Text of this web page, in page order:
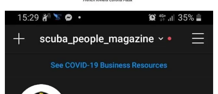
scuba_people_magazine